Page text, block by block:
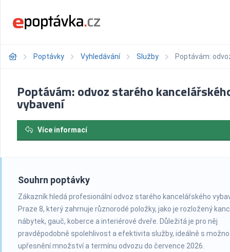
Poptávky Vyhledávání Služby Poptávám:
Poptávám: odvoz starého
vybavení
Více informací
Souhrn poptávky
Zákazník hledá profesionální odvoz starého kancelářského
Praze 8, který zahrnuje různorodé položky, jako je rozložený
nábytek, gauč, koberce a interiérové dveře. Důležitá je pro něj
pravděpodobně spolehlivost a efektivita služby, ideálně s
upřesnění množství a termínu odvozu do července 2026.